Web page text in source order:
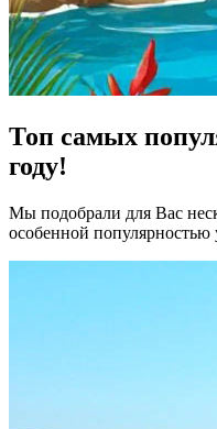
Топ самых
году!
Мы подобрали для Вас
особенной популярностью